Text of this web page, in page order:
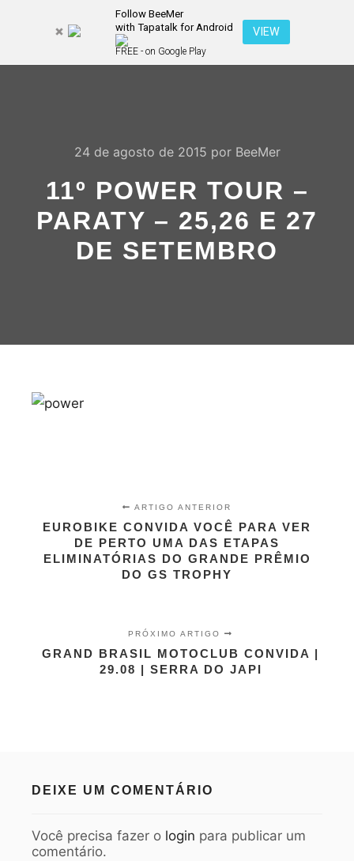
Follow BeeMer
with Tapatalk for Android
FREE - on Google Play
VIEW
24 de agosto de 2015 por BeeMer
11º POWER TOUR –
PARATY – 25,26 E 27
DE SETEMBRO
ARTIGO ANTERIOR
EUROBIKE CONVIDA VOCÊ PARA VER
DE PERTO UMA DAS ETAPAS
ELIMINATÓRIAS DO GRANDE PRÊMIO
DO GS TROPHY
PRÓXIMO ARTIGO
GRAND BRASIL MOTOCLUB CONVIDA |
29.08 | SERRA DO JAPI
DEIXE UM COMENTÁRIO
Você precisa fazer o login para publicar um
comentário.